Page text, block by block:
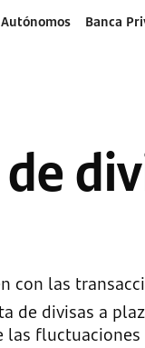
Autónomos Banca
con las
de divisas a
las fluctuaciones